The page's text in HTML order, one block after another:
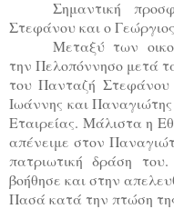
Σημαντική
Στεφάνου και ο
Μεταξύ των
την Πελοπόννησο μετά
του Πανταζή
Ιωάννης και
Εταιρείας. Μάλιστα η
απένειμε στον
πατριωτική δράση
βοήθησε και στην
Πασά κατά την πτώση